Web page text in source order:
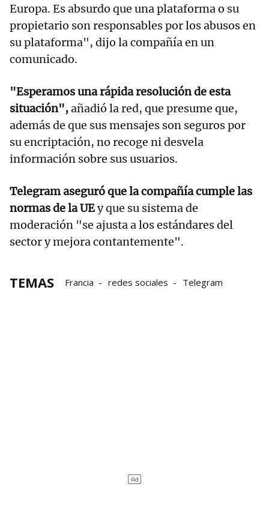
Europa. Es absurdo que una plataforma o su
propietario son responsables por los abusos en
su plataforma", dijo la compañía en un
comunicado.
"Esperamos una rápida resolución de esta
situación",añadió la red, que presume que,
además de que sus mensajes son seguros por
su encriptación, no recoge ni desvela
información sobre sus usuarios.
Telegram aseguró que la compañía cumple las
normas de la UEy que su sistema de
moderación "se ajusta a los estándares del
sector y mejora contantemente".
TEMAS Francia redes sociales Telegram